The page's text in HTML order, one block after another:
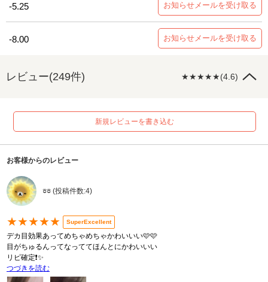
-5.25 お知らせメールを受け取る
-8.00 お知らせメールを受け取る
レビュー(249件) ★★★★★(4.6)
新規レビューを書き込む
お客様からのレビュー
𖠶𖠶 (投稿件数:4)
★★★★★ SuperExcellent
デカ目効果あってめちゃめちゃかわいいい🩷🩷
目がちゅるんってなっててほんとにかわいいい
リピ確定❗️✨️
つづきを読む